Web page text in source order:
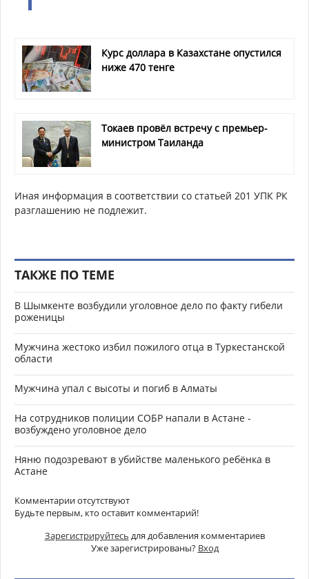
Курс доллара в Казахстане опустился
ниже 470 тенге
Токаев провёл встречу с премьер-
министром Таиланда
Иная информация в соответствии со статьей 201 УПК РК
разглашению не подлежит.
ТАКЖЕ ПО ТЕМЕ
В Шымкенте возбудили уголовное дело по факту гибели
роженицы
Мужчина жестоко избил пожилого отца в Туркестанской
области
Мужчина упал с высоты и погиб в Алматы
На сотрудников полиции СОБР напали в Астане -
возбуждено уголовное дело
Няню подозревают в убийстве маленького ребёнка в
Астане
Комментарии отсутствуют
Будьте первым, кто оставит комментарий!
Зарегистрируйтесь для добавления комментариев
Уже зарегистрированы? Вход